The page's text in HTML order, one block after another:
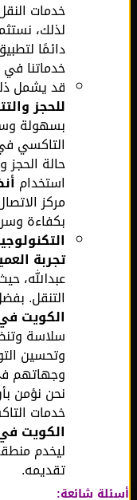
خدمات النقل
لذلك، نستثمر
دائمًا لتطبيق
خدماتنا في
قد يشمل ذلك
للحجز والتتبع،
بسهولة
التاكسي في
حالة الحجز
استخدام
مركز الاتصال
بكفاءة وسرعة
تجربة العميل
عبدالله،
التنقل. بفضل
الكويت في
سلاسة
وتحسين
وجهاتهم في
نحن نؤمن بأن
خدمات
الكويت في
ليخدم منطقة
تقديمه.
شائعة: